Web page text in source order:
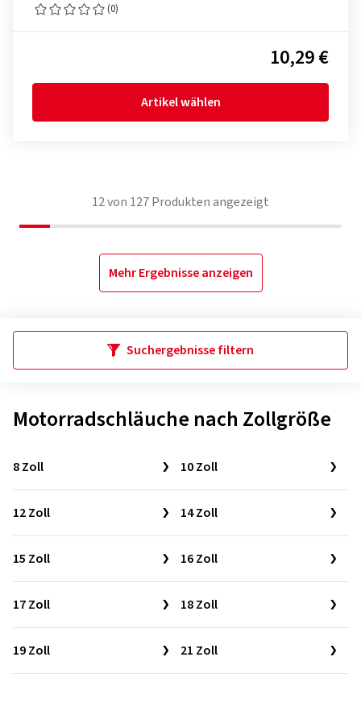
(0)
10,29 €
Artikel wählen
12von 127Produkten angezeigt
Mehr Ergebnisse anzeigen
Suchergebnisse filtern
Motorradschläuche nach Zollgröße
8 Zoll 10 Zoll
12 Zoll 14 Zoll
15 Zoll 16 Zoll
17 Zoll 18 Zoll
19 Zoll 21 Zoll